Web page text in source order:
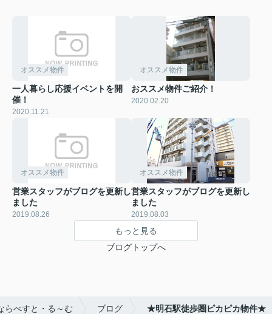
オススメ物件
一人暮らし応援イベントを開
催！
2020.11.21
オススメ物件
おススメ物件ご紹介！
2020.02.20
オススメ物件
営業スタッフがブログを更新し
ました
2019.08.26
オススメ物件
営業スタッフがブログを更新し
ました
2019.08.03
もっと見る
ブログトップへ
らべすと・る～む ブログ ★明石駅徒歩圏ピカピカ物件★